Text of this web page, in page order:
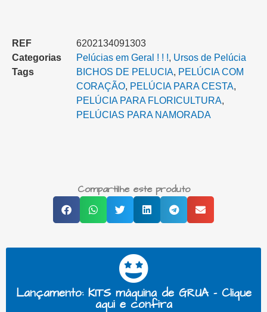
REF
6202134091303
Categorias
Pelúcias em Geral ! ! !, Ursos de Pelúcia
Tags
BICHOS DE PELUCIA, PELÚCIA COM
CORAÇÃO, PELÚCIA PARA CESTA‎,
PELÚCIA PARA FLORICULTURA,
PELÚCIAS PARA NAMORADA
Compartilhe este produto
Lançamento: KITS máquina de GRUA - Clique
aqui e confira